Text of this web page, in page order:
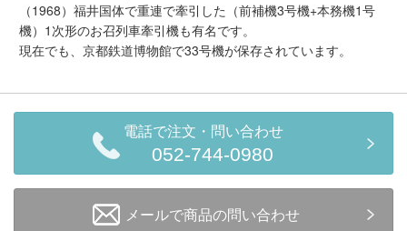
お問い合せ
お気に入りリスト
新規会員登録
（1968）福井国体で重連で牽引した（前補機3号機+本務機1号
機）1次形のお召列車牽引機も有名です。
現在でも、京都鉄道博物館で33号機が保存されています。
電話で注文・問い合わせ
052-744-0980
メールで商品の問い合わせ